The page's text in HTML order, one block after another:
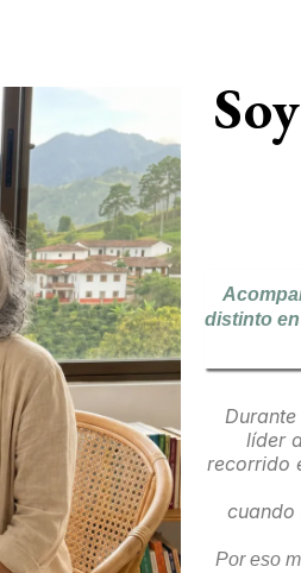
distinto
líder
recorrido
cuando
Por eso